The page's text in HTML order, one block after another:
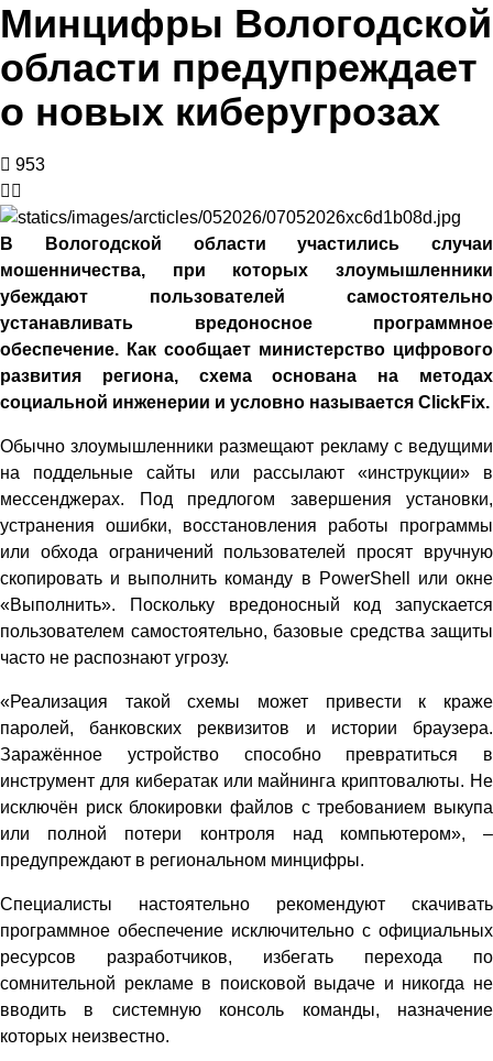
Минцифры Вологодской
области предупреждает
о новых киберугрозах
953
В Вологодской области участились случаи
мошенничества, при которых злоумышленники
убеждают пользователей самостоятельно
устанавливать вредоносное программное
обеспечение. Как сообщает министерство цифрового
развития региона, схема основана на методах
социальной инженерии и условно называется ClickFix.
Обычно злоумышленники размещают рекламу с ведущими
на поддельные сайты или рассылают «инструкции» в
мессенджерах. Под предлогом завершения установки,
устранения ошибки, восстановления работы программы
или обхода ограничений пользователей просят вручную
скопировать и выполнить команду в PowerShell или окне
«Выполнить». Поскольку вредоносный код запускается
пользователем самостоятельно, базовые средства защиты
часто не распознают угрозу.
«Реализация такой схемы может привести к краже
паролей, банковских реквизитов и истории браузера.
Заражённое устройство способно превратиться в
инструмент для кибератак или майнинга криптовалюты. Не
исключён риск блокировки файлов с требованием выкупа
или полной потери контроля над компьютером», –
предупреждают в региональном минцифры.
Специалисты настоятельно рекомендуют скачивать
программное обеспечение исключительно с официальных
ресурсов разработчиков, избегать перехода по
сомнительной рекламе в поисковой выдаче и никогда не
вводить в системную консоль команды, назначение
которых неизвестно.